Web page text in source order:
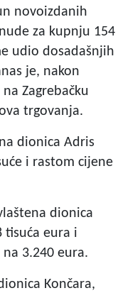
novoizdanih
za kupnju 154
udio dosadašnjih
je, nakon
Zagrebačku
trgovanja.
dionica Adris
i rastom cijene
dionica
tisuća eura i
3.240 eura.
Končara,